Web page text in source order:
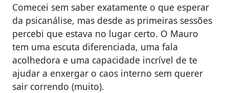
Comecei sem saber exatamente o que esperar
da psicanálise, mas desde as primeiras sessões
percebi que estava no lugar certo. O Mauro
tem uma escuta diferenciada, uma fala
acolhedora e uma capacidade incrível de te
ajudar a enxergar o caos interno sem querer
sair correndo (muito).